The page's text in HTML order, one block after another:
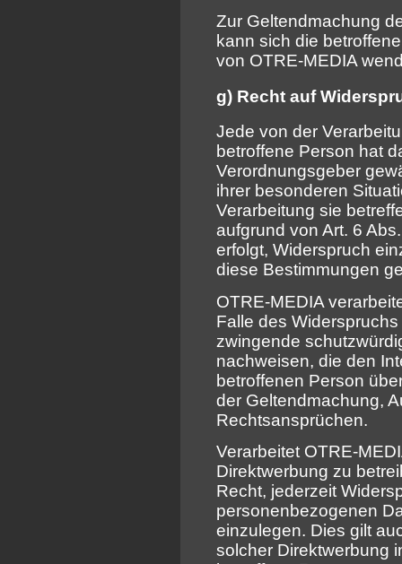
Zur Geltendmachung
kann sich die
von OTRE-MEDIA
g) Recht auf
Jede von der
betroffene Person hat
Verordnungsgeber
ihrer besonderen
Verarbeitung sie
aufgrund von Art. 6
erfolgt, Widerspruch
diese Bestimmungen
OTRE-MEDIA
Falle des
zwingende
nachweisen, die den
betroffenen Person
der Geltendmachung,
Rechtsansprüchen.
Verarbeitet OTRE-
Direktwerbung zu
Recht, jederzeit
personenbezogenen
einzulegen. Dies gilt
solcher Direktwerbung